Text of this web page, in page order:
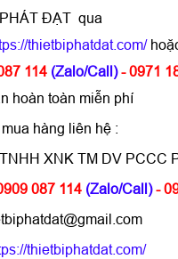
ĐẠT qua
thietbiphatdat.com/
114 (Zalo/Call) - 0971
hoàn toàn miễn phí
hàng liên hệ :
XNK TM DV PCCC
087 114 (Zalo/Call) -
thietbiphatdat.com/